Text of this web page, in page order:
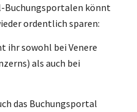
Buchungsportalen könnt
ordentlich sparen:
ihr sowohl bei Venere
als auch bei
das Buchungsportal